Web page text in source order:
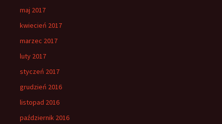
maj 2017
kwiecień 2017
marzec 2017
luty 2017
styczeń 2017
grudzień 2016
listopad 2016
październik 2016